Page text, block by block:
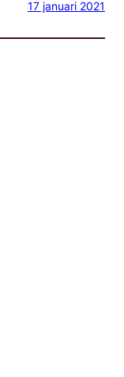
17 januari 2021